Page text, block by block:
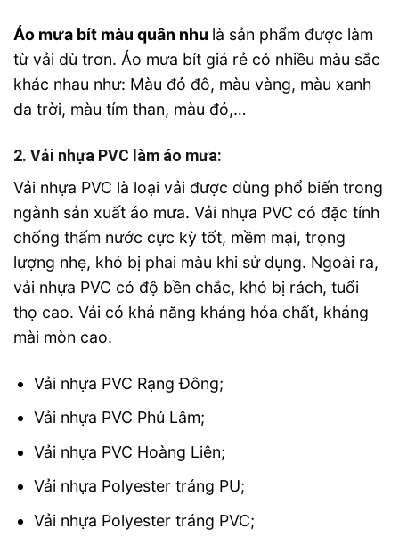
Áo mưa bít màu quân nhu là sản phẩm được làm
từ vải dù trơn. Áo mưa bít giá rẻ có nhiều màu sắc
khác nhau như: Màu đỏ đô, màu vàng, màu xanh
da trời, màu tím than, màu đỏ,…
2. Vải nhựa PVC làm áo mưa:
Vải nhựa PVC là loại vải được dùng phổ biến trong
ngành sản xuất áo mưa. Vải nhựa PVC có đặc tính
chống thấm nước cực kỳ tốt, mềm mại, trọng
lượng nhẹ, khó bị phai màu khi sử dụng. Ngoài ra,
vải nhựa PVC có độ bền chắc, khó bị rách, tuổi
thọ cao. Vải có khả năng kháng hóa chất, kháng
mài mòn cao.
Vải nhựa PVC Rạng Đông;
Vải nhựa PVC Phú Lâm;
Vải nhựa PVC Hoàng Liên;
Vải nhựa Polyester tráng PU;
Vải nhựa Polyester tráng PVC;